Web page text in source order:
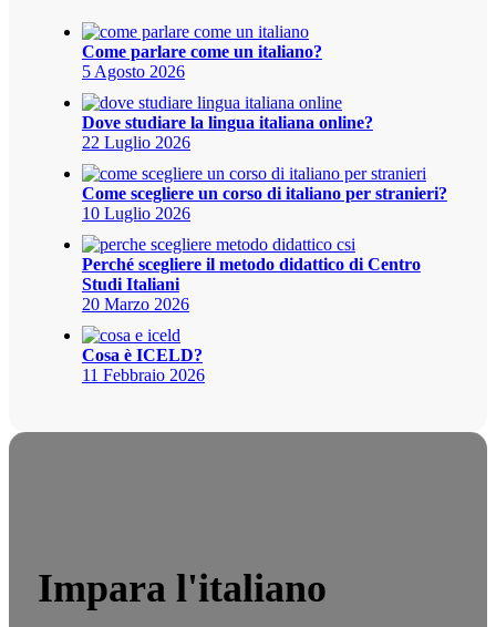
Come parlare come un italiano?
5 Agosto 2026
Dove studiare la lingua italiana online?
22 Luglio 2026
Come scegliere un corso di italiano per stranieri?
10 Luglio 2026
Perché scegliere il metodo didattico di Centro
Studi Italiani
20 Marzo 2026
Cosa è ICELD?
11 Febbraio 2026
Impara l'italiano